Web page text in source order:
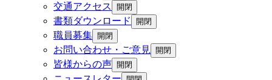
交通アクセス 開閉
書類ダウンロード 開閉
職員募集 開閉
お問い合わせ・ご意見 開閉
皆様からの声 開閉